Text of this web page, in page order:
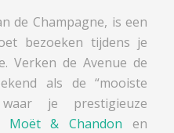
de Champagne, is een
bezoeken tijdens je
Verken de Avenue de
als de “mooiste
je prestigieuze
Moët & Chandon en